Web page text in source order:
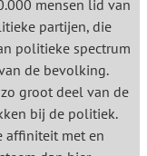
mensen lid van
partijen, die
politieke spectrum
de bevolking.
groot deel van de
bij de politiek.
affiniteit met en